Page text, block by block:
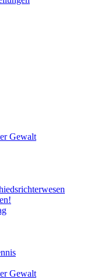
Gewalt
Gewalt